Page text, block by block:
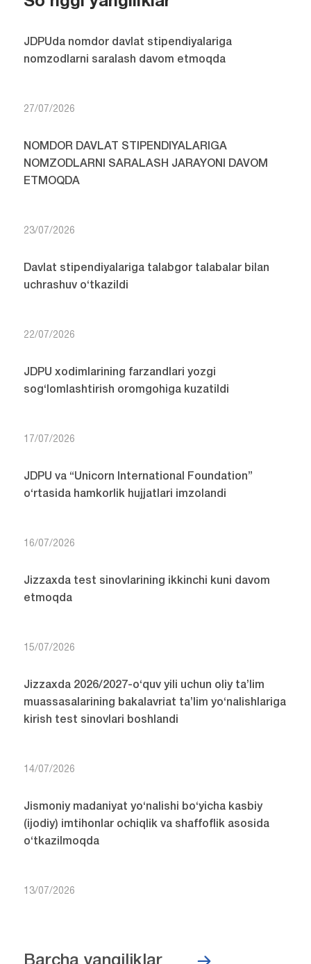
JDPUda nomdor davlat stipendiyalariga
nomzodlarni saralash davom etmoqda
27/07/2026
NOMDOR DAVLAT STIPENDIYALARIGA
NOMZODLARNI SARALASH JARAYONI DAVOM
ETMOQDA
23/07/2026
Davlat stipendiyalariga talabgor talabalar bilan
uchrashuv o‘tkazildi
22/07/2026
JDPU xodimlarining farzandlari yozgi
sog‘lomlashtirish oromgohiga kuzatildi
17/07/2026
JDPU va “Unicorn International Foundation”
o‘rtasida hamkorlik hujjatlari imzolandi
16/07/2026
Jizzaxda test sinovlarining ikkinchi kuni davom
etmoqda
15/07/2026
Jizzaxda 2026/2027-o‘quv yili uchun oliy ta’lim
muassasalarining bakalavriat ta’lim yo‘nalishlariga
kirish test sinovlari boshlandi
14/07/2026
Jismoniy madaniyat yo‘nalishi bo‘yicha kasbiy
(ijodiy) imtihonlar ochiqlik va shaffoflik asosida
o‘tkazilmoqda
13/07/2026